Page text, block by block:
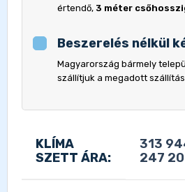
értendő, 3 méter
Beszerelés nélkül
Magyarország bármely
szállítjuk a megadott
KLÍMA
SZETT ÁRA:
313
247